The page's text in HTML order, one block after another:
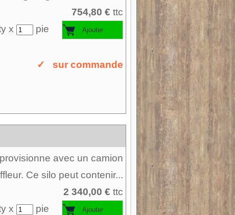
754,80 € ttc
x
pie
✓ sur commande
avec un camion
Ce silo peut contenir...
2 340,00 € ttc
x
pie